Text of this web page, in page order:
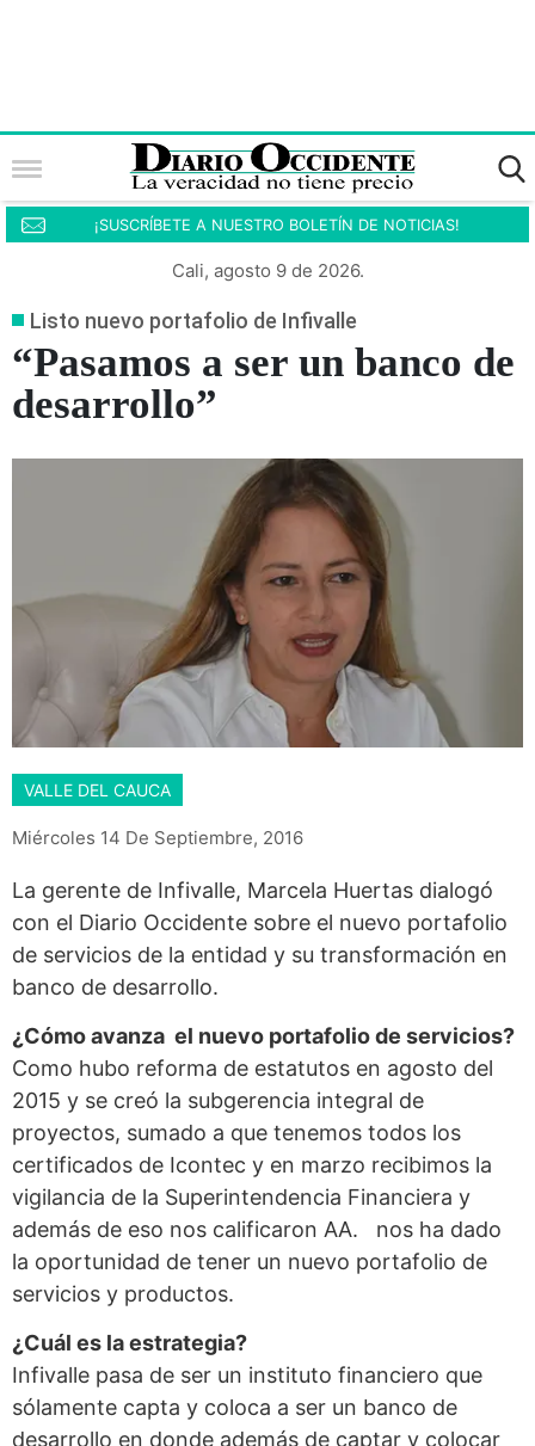
¡SUSCRÍBETE A NUESTRO BOLETÍN DE NOTICIAS!
Cali, agosto 9 de 2026.
Listo nuevo portafolio de Infivalle
“Pasamos a ser un banco de
desarrollo”
VALLE DEL CAUCA
Miércoles 14 De Septiembre, 2016
La gerente de Infivalle, Marcela Huertas dialogó
con el Diario Occidente sobre el nuevo portafolio
de servicios de la entidad y su transformación en
banco de desarrollo.
¿Cómo avanza el nuevo portafolio de servicios?
Como hubo reforma de estatutos en agosto del
2015 y se creó la subgerencia integral de
proyectos, sumado a que tenemos todos los
certificados de Icontec y en marzo recibimos la
vigilancia de la Superintendencia Financiera y
además de eso nos calificaron AA. nos ha dado
la oportunidad de tener un nuevo portafolio de
servicios y productos.
¿Cuál es la estrategia?
Infivalle pasa de ser un instituto financiero que
sólamente capta y coloca a ser un banco de
desarrollo en donde además de captar y colocar